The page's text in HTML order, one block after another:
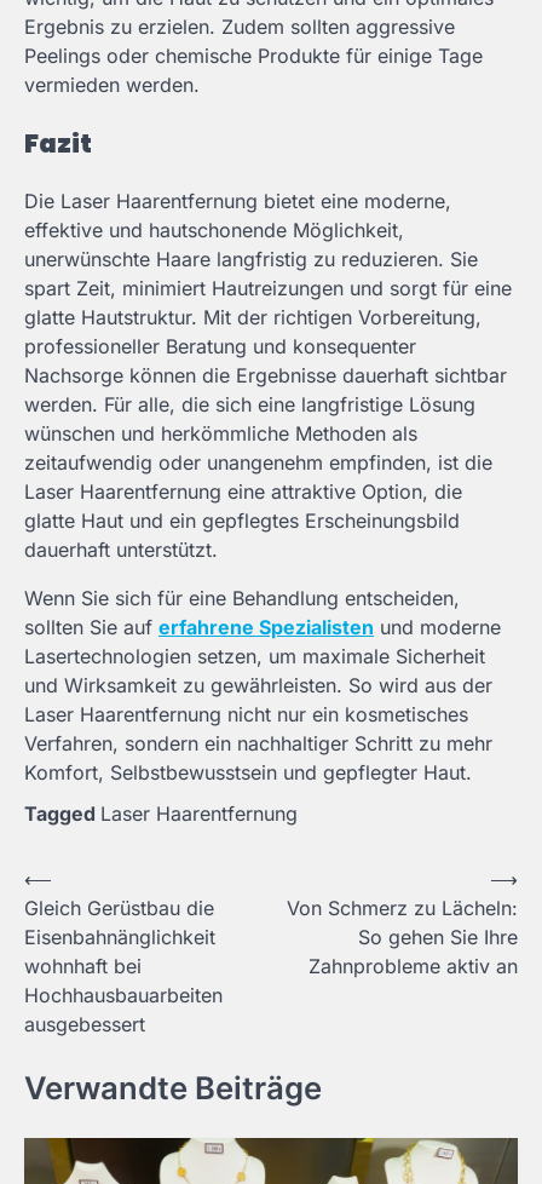
Ergebnis zu erzielen. Zudem sollten aggressive
Peelings oder chemische Produkte für einige Tage
vermieden werden.
Fazit
Die Laser Haarentfernung bietet eine moderne,
effektive und hautschonende Möglichkeit,
unerwünschte Haare langfristig zu reduzieren. Sie
spart Zeit, minimiert Hautreizungen und sorgt für eine
glatte Hautstruktur. Mit der richtigen Vorbereitung,
professioneller Beratung und konsequenter
Nachsorge können die Ergebnisse dauerhaft sichtbar
werden. Für alle, die sich eine langfristige Lösung
wünschen und herkömmliche Methoden als
zeitaufwendig oder unangenehm empfinden, ist die
Laser Haarentfernung eine attraktive Option, die
glatte Haut und ein gepflegtes Erscheinungsbild
dauerhaft unterstützt.
Wenn Sie sich für eine Behandlung entscheiden,
sollten Sie auf erfahrene Spezialisten und moderne
Lasertechnologien setzen, um maximale Sicherheit
und Wirksamkeit zu gewährleisten. So wird aus der
Laser Haarentfernung nicht nur ein kosmetisches
Verfahren, sondern ein nachhaltiger Schritt zu mehr
Komfort, Selbstbewusstsein und gepflegter Haut.
Tagged Laser Haarentfernung
Post
navigation
⟵
Gleich Gerüstbau die
Eisenbahnänglichkeit
wohnhaft bei
Hochhausbauarbeiten
ausgebessert
Von Schmerz zu Lächeln:
So gehen Sie Ihre
Zahnprobleme aktiv an
⟶
Verwandte Beiträge